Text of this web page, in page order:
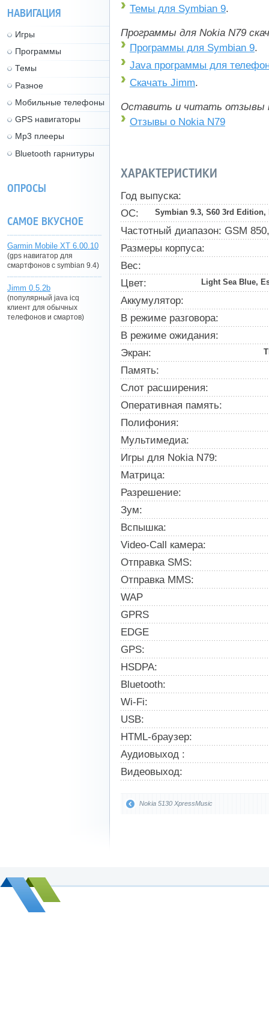
Темы для Symbian 9.
Программы для Nokia N79
Программы для Symbian 9.
Java программы для
Скачать Jimm.
Оставить и читать отзывы
Отзывы о Nokia N79
ХАРАКТЕРИСТИКИ
Год выпуска:
ОС:
Symbian 9.3, S60 3rd Edition,
Частотный диапазон: GSM
Размеры корпуса:
Вес:
Цвет:
Light Sea Blue,
Аккумулятор:
В режиме разговора:
В режиме ожидания:
Экран:
Память:
Слот расширения:
Оперативная память:
Полифония:
Мультимедиа:
Игры для Nokia N79:
Матрица:
Разрешение:
Зум:
Вспышка:
Video-Call камера:
Отправка SMS:
Отправка MMS:
WAP
GPRS
EDGE
GPS:
HSDPA:
Bluetooth:
Wi-Fi:
USB:
HTML-браузер:
Аудиовыход :
Видеовыход:
Nokia 5130 XpressMusic
НАВИГАЦИЯ
Игры
Программы
Темы
Разное
Мобильные телефоны
GPS навигаторы
Mp3 плееры
Bluetooth гарнитуры
ОПРОСЫ
САМОЕ ВКУСНОЕ
Garmin Mobile XT 6.00.10
(gps навигатор для
смартфонов с symbian 9.4)
Jimm 0.5.2b
(популярный java icq
клиент для обычных
телефонов и смартов)